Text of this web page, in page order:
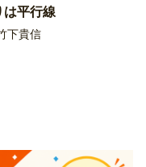
は平行線
下貴信